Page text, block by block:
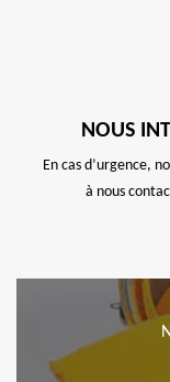
NOUS
En cas d’urgence,
à nous